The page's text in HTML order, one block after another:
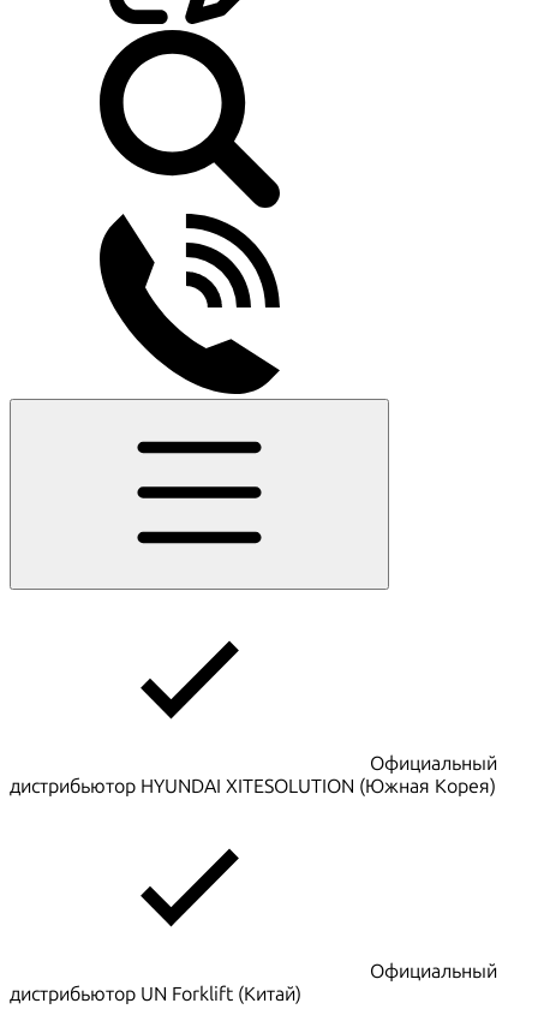
Официальный
дистрибьютор HYUNDAI XITESOLUTION (Южная Корея)
Официальный
дистрибьютор UN Forklift (Китай)